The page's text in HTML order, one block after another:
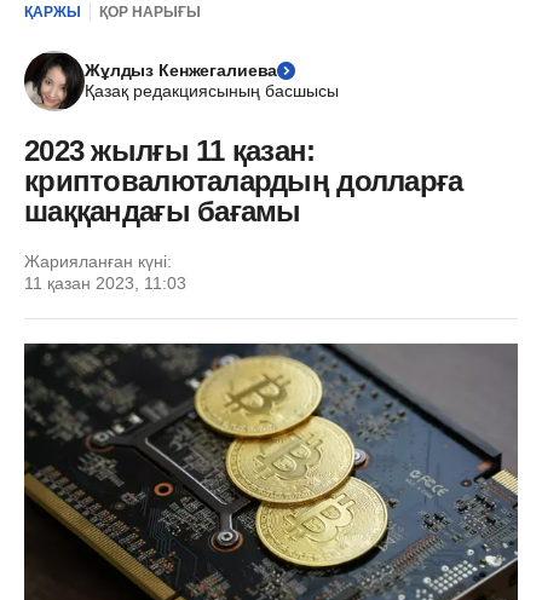
ҚАРЖЫ ҚОР НАРЫҒЫ
Жұлдыз Кенжегалиева
Қазақ редакциясының басшысы
2023 жылғы 11 қазан:
криптовалюталардың долларға
шаққандағы бағамы
Жарияланған күні:
11 қазан 2023, 11:03